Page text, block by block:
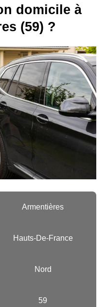
domicile à
(59) ?
Armentières
Hauts-De-France
Nord
59